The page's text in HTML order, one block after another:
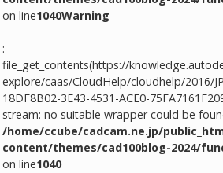
on line1040Warning
:
file_get_contents(https://
explore/caas/CloudHelp/cloudhelp/2016/
18DF8B02-3E43-4531-ACE0-
stream: no suitable wrapper could be
/home/ccube/cadcam.ne.jp/
content/themes/cad100blog-2024/
on line1040